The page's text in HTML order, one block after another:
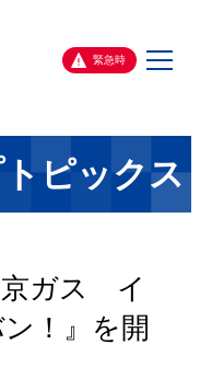
緊急時
メ
ピックス
京ガス イ
！』を開